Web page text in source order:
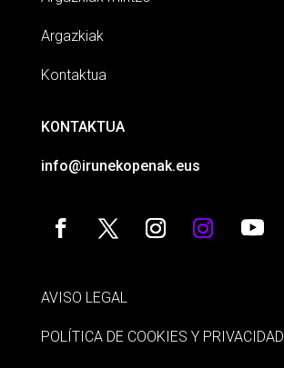
Argazkiak
Kontaktua
KONTAKTUA
info@irunekopenak.eus
AVISO LEGAL
POLÍTICA DE COOKIES Y PRIVACIDAD